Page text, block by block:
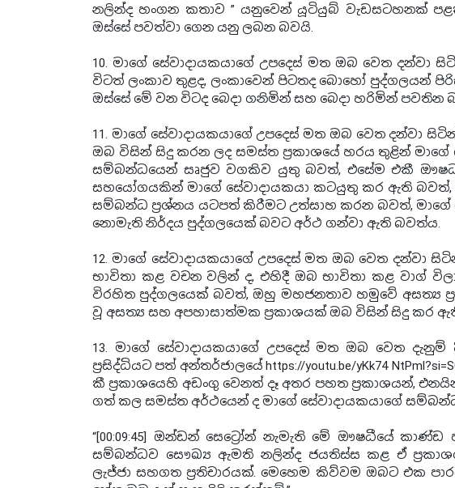
නලින්ද හංගන කතාව ” යනුවෙන් යූටියුබ් වැඩසටහනක්
ඔස්සේ පවත්වා ගෙන යනු ලබන බවයි.
10. මාගේ සේවාදායකයාගේ උපදෙස් මත ඔබ වෙත
විටත් ලංකාව තුළද, ලංකාවෙන් පිටතද බොහෝ පුද්ගලයන්
ඔස්සේ මේ වන විටද බෙදා ගනිමින් සහ බෙදා හරිමින් පවතින
11. මාගේ සේවාදායකයාගේ උපදෙස් මත ඔබ වෙත දන්වා
ඔබ විසින් සිදු කරන ලද සමස්ත ප්‍රකාශයේ හරය තුළින්
සම්බන්ධයෙන් සෘජුව වගකිව යුතු බවත්, එසේම එකී
සහයෝගයකින් මාගේ සේවාදායකයා කටයුතු කර ඇති බවත්,
සම්බන්ධ ප්‍රශ්නය යටපත් කිරීමට උත්සාහ කරන බවත්, මාගේ
නොමැති නිර්දය පුද්ගලයෙක් බවට අර්ථ ගන්වා ඇති බවත්ය.
12. මාගේ සේවාදායකයාගේ උපදෙස් මත ඔබ වෙත දන්වා
භාවිතා කළ වචන වලින් ද, එහිදී ඔබ භාවිතා කළ වාග්
විරහිත පුද්ගලයෙක් බවත්, ඔහු මහජනතාව හමුවේ අසත්‍ය
වූ අසත්‍ය සහ අපහාසාත්මක ප්‍රකාශයක් ඔබ විසින් සිදු කර
13. මාගේ සේවාදායකයාගේ උපදෙස් මත ඔබ වෙත
ප්‍රසිද්ධියට පත් අන්තර්ජාලයේ https://youtu.be/yKk74
කී ප්‍රකාශයෙහි අඩංගු වෙනත් දෑ අතර පහත ප්‍රකාශයන්,
ගත් කල සමස්ත අර්ථයෙන් ද මාගේ සේවාදායකයාගේ
“[00:09:45] ඔන්ඩන් සෙට්‍රෝන් නැමැති මේ ඖෂධීයේ
සම්බන්ධව සෞඛ්‍ය ඇමති නලින්ද ජයතිස්ස කළ ඒ
ලැජ්ජා සහගත ප්‍රතිචාරයක්. මෙහෙම කිව්වම ඔබට එක